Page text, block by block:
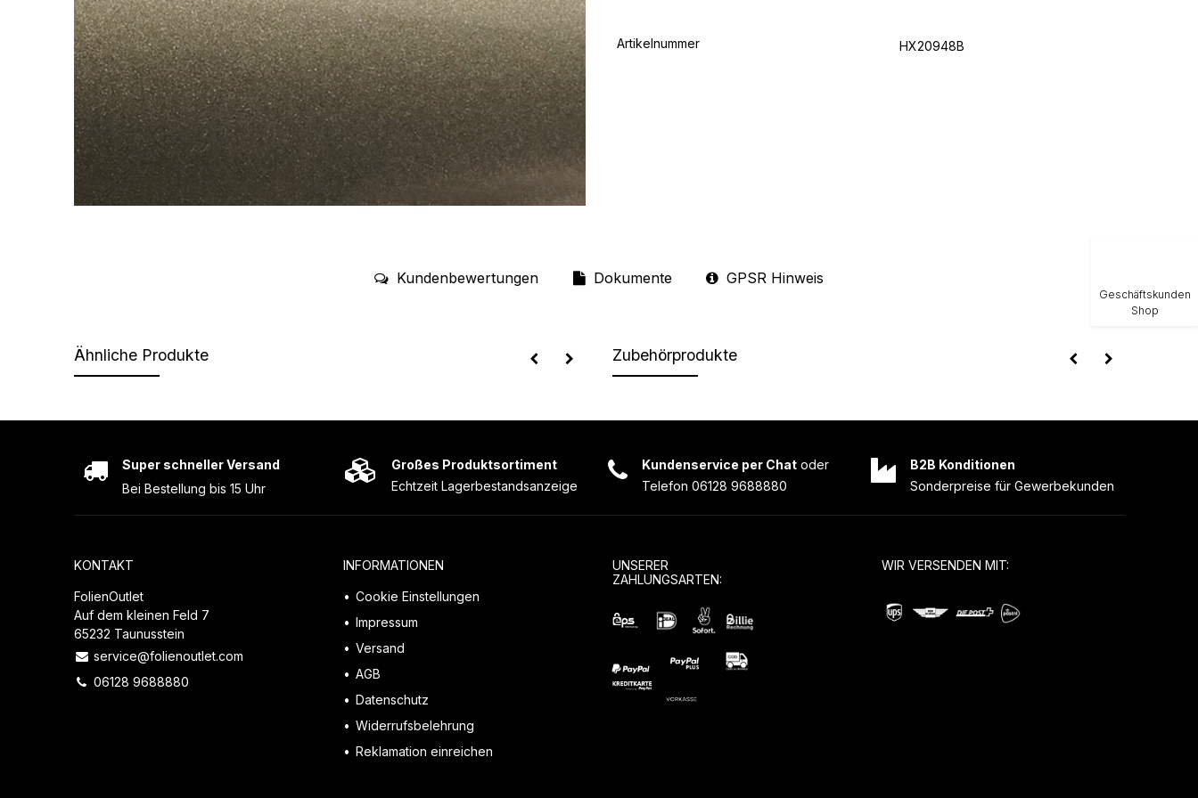
Artikelnummer HX20948B
Kundenbewertungen Dokumente GPSR Hinweis
Ähnliche Produkte Zubehörprodukte
Großes Produktsortiment
Echtzeit Lagerbestandsanzeige
Kundenservice per Chat oder
Telefon 06128 9688880
Super schneller Versand
Bei Bestellung bis 15 Uhr
B2B Konditionen
Sonderpreise für Gewerbekunden
KONTAKT
FolienOutlet
Auf dem kleinen Feld 7
65232 Taunusstein
service@folienoutlet.com
06128 9688880
INFORMATIONEN
Cookie Einstellungen
Impressum
Versand
AGB
Datenschutz
Widerrufsbelehrung
Reklamation einreichen
UNSERER
ZAHLUNGSARTEN:
WIR VERSENDEN MIT:
Geschäftskunden
Shop